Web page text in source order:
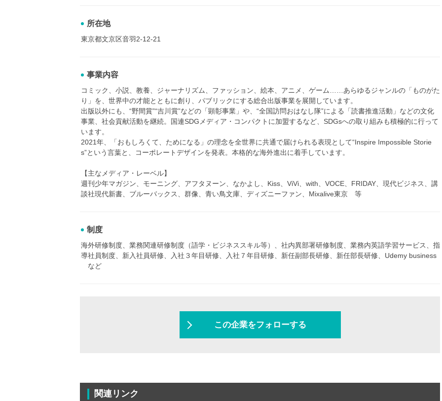
所在地
東京都文京区音羽2-12-21
事業内容
コミック、小説、教養、ジャーナリズム、ファッション、絵本、アニメ、ゲーム……あらゆるジャンルの「ものがた
り」を、世界中の才能とともに創り、パブリックにする総合出版事業を展開しています。
出版以外にも、“野間賞”“吉川賞”などの「顕彰事業」や、“全国訪問おはなし隊”による「読書推進活動」などの文化
事業、社会貢献活動を継続。国連SDGメディア・コンパクトに加盟するなど、SDGsへの取り組みも積極的に行って
います。
2021年、「おもしろくて、ためになる」の理念を全世界に共通で届けられる表現として“Inspire Impossible Storie
s”という言葉と、コーポレートデザインを発表。本格的な海外進出に着手しています。
【主なメディア・レーベル】
週刊少年マガジン、モーニング、アフタヌーン、なかよし、Kiss、ViVi、with、VOCE、FRIDAY、現代ビジネス、講
談社現代新書、ブルーバックス、群像、青い鳥文庫、ディズニーファン、Mixalive東京 等
制度
海外研修制度、業務関連研修制度（語学・ビジネススキル等）、社内異部署研修制度、業務内英語学習サービス、指
導社員制度、新入社員研修、入社３年目研修、入社７年目研修、新任副部長研修、新任部長研修、Udemy business
など
この企業をフォローする
関連リンク